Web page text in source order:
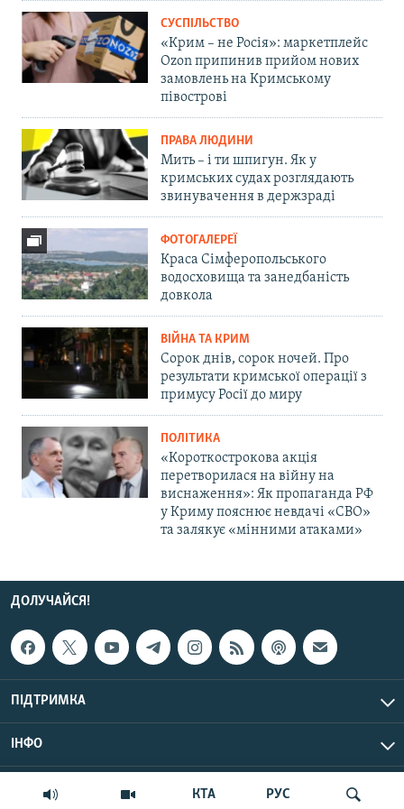
КТА РУС
СУСПІЛЬСТВО
«Крим – не Росія»: маркетплейс
Ozon припинив прийом нових
замовлень на Кримському
півострові
ПРАВА ЛЮДИНИ
Мить – і ти шпигун. Як у
кримських судах розглядають
звинувачення в держзраді
ФОТОГАЛЕРЕЇ
Краса Сімферопольського
водосховища та занедбаність
довкола
ВІЙНА ТА КРИМ
Сорок днів, сорок ночей. Про
результати кримської операції з
примусу Росії до миру
ПОЛІТИКА
«Короткострокова акція
перетворилася на війну на
виснаження»: Як пропаганда РФ
у Криму пояснює невдачі «СВО»
та залякує «мінними атаками»
ДОЛУЧАЙСЯ!
ПІДТРИМКА
ІНФО
© Крим.Реалії, 2026 | Усі права застережено.